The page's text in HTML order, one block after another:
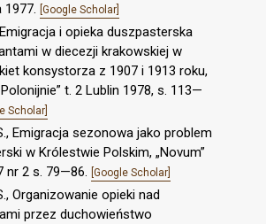
1977. [Google Scholar]
i opieka duszpasterska
w diecezji krakowskiej w
konsystorza z 1907 i 1913 roku,
t. 2 Lublin 1978, s. 113—
Scholar]
Emigracja sezonowa jako problem
w Królestwie Polskim, „Novum”
nr 2 s. 79—86. [Google Scholar]
Organizowanie opieki nad
przez duchowieństwo